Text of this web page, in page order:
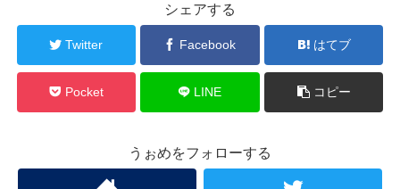
シェアする
Twitter Facebook はてブ
Pocket LINE コピー
うぉめをフォローする